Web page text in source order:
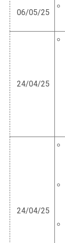
06/05/25
24/04/25
24/04/25